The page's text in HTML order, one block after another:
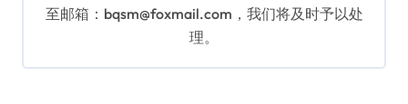
至邮箱：bqsm@foxmail.com，我们将及时予以处
理。